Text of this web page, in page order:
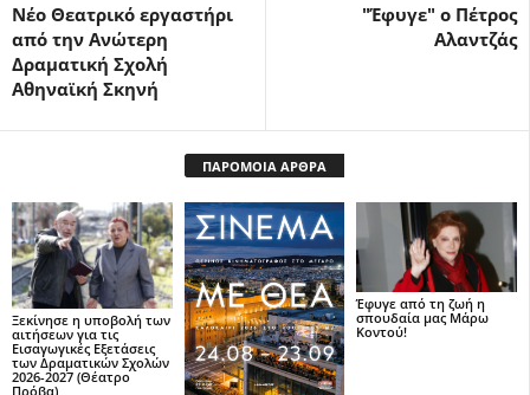
Νέο Θεατρικό εργαστήρι
από την Ανώτερη
Δραματική Σχολή
Αθηναϊκή Σκηνή
"Έφυγε" ο Πέτρος
Αλαντζάς
ΠΑΡΟΜΟΙΑ ΑΡΘΡΑ
Ξεκίνησε η υποβολή των
αιτήσεων για τις
Εισαγωγικές Εξετάσεις
των Δραματικών Σχολών
2026-2027 (Θέατρο
Πρόβα)
Έφυγε από τη ζωή η
σπουδαία μας Μάρω
Κοντού!